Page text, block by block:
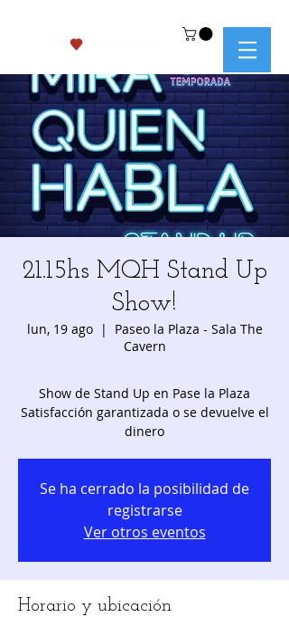
21.15hs MQH Stand Up
Show!
lun, 19 ago
  |
Paseo la Plaza - Sala The
Cavern
Show de Stand Up en Pase la Plaza
Satisfacción garantizada o se devuelve el
dinero
Se ha cerrado la posibilidad de
registrarse
Ver otros eventos
Horario y ubicación